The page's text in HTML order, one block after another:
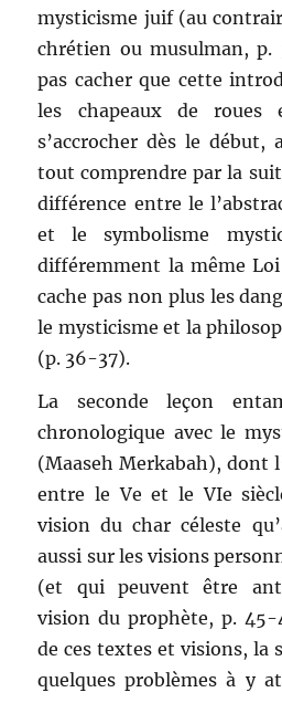
mysticisme juif (au
chrétien ou musulman, p.
pas cacher que cette
les chapeaux de
s’accrocher dès le début,
tout comprendre par la
différence entre le
et le symbolisme
différemment la même
cache pas non plus les
le mysticisme et la
(p. 36-37).
La seconde leçon
chronologique avec le
(Maaseh Merkabah), dont
entre le Ve et le VIe
vision du char céleste
aussi sur les visions
(et qui peuvent être
vision du prophète, p. 45-
de ces textes et visions, la
quelques problèmes à y